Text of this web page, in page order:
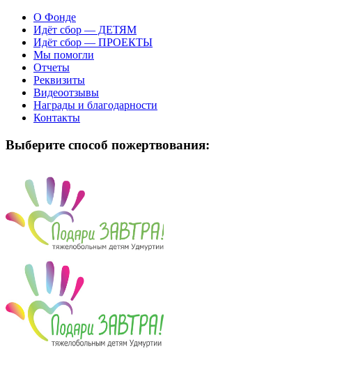
О Фонде
Идёт сбор — ДЕТЯМ
Идёт сбор — ПРОЕКТЫ
Мы помогли
Отчеты
Реквизиты
Видеоотзывы
Награды и благодарности
Контакты
Выберите способ пожертвования: